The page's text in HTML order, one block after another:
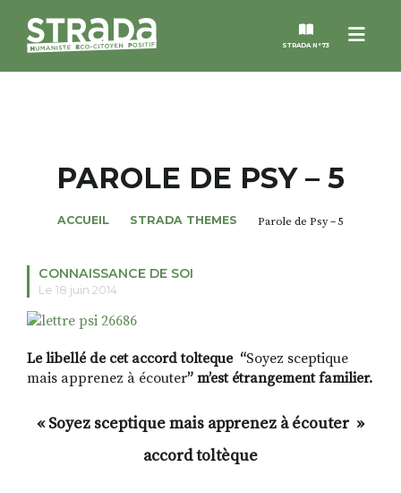
Menu
STRADA N°73
MAGAZINES
NOS THÈMES
STRADA’DATES
ALTER STRADA
ROSÉE DE MAI
PAROLE DE PSY – 5
ACCUEIL STRADA THEMES Parole de Psy – 5
CONNAISSANCE DE SOI
Le 18 juin 2014
Le libellé de cet accord tolteque “Soyez sceptique
mais apprenez à écouter” m’est étrangement familier.
« Soyez sceptique mais apprenez à écouter »
accord toltèque